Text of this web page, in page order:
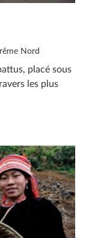
Nord
placé sous
les plus